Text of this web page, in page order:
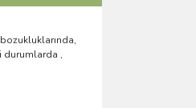
durumlarda ,